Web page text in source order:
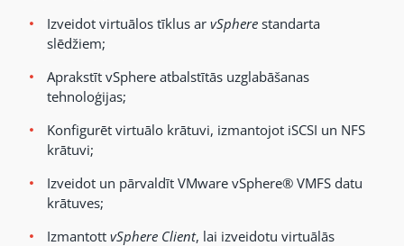
Izveidot virtuālos tīklus ar vSphere standarta
slēdžiem;
Aprakstīt vSphere atbalstītās uzglabāšanas
tehnoloģijas;
Konfigurēt virtuālo krātuvi, izmantojot iSCSI un NFS
krātuvi;
Izveidot un pārvaldīt VMware vSphere® VMFS datu
krātuves;
Izmantott vSphere Client, lai izveidotu virtuālās